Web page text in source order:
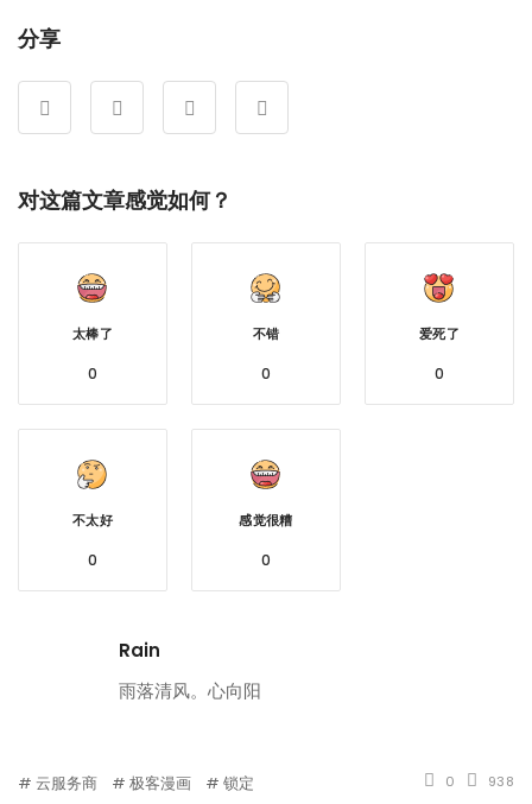
分享
对这篇文章感觉如何？
太棒了
0
不错
0
爱死了
0
不太好
0
感觉很糟
0
Rain
雨落清风。心向阳
云服务商 极客漫画 锁定 0 938